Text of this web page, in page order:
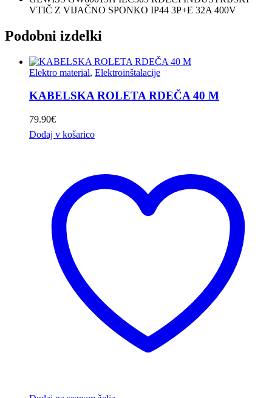
VTIČ Z VIJAČNO SPONKO IP44 3P+E 32A 400V
Podobni izdelki
Elektro material, Elektroinštalacije
KABELSKA ROLETA RDEČA 40 M
79.90€
Dodaj v košarico